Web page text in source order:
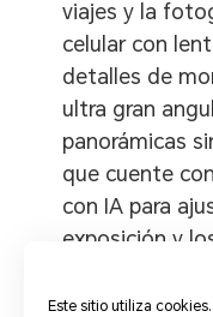
viajes y la
celular con
detalles de
ultra gran
panorámicas
que cuente
con IA para
exposición y
Este sitio utiliza